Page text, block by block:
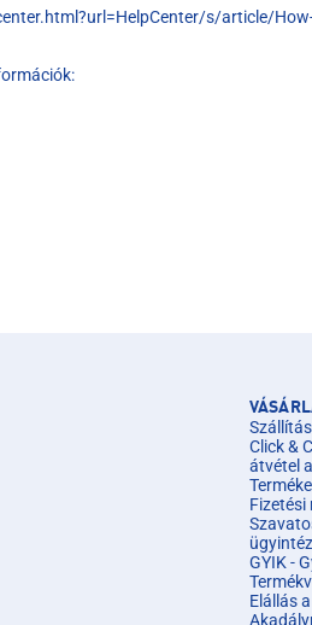
s/article/
Click &
átvétel
Fizetési
GYIK -
Elállás